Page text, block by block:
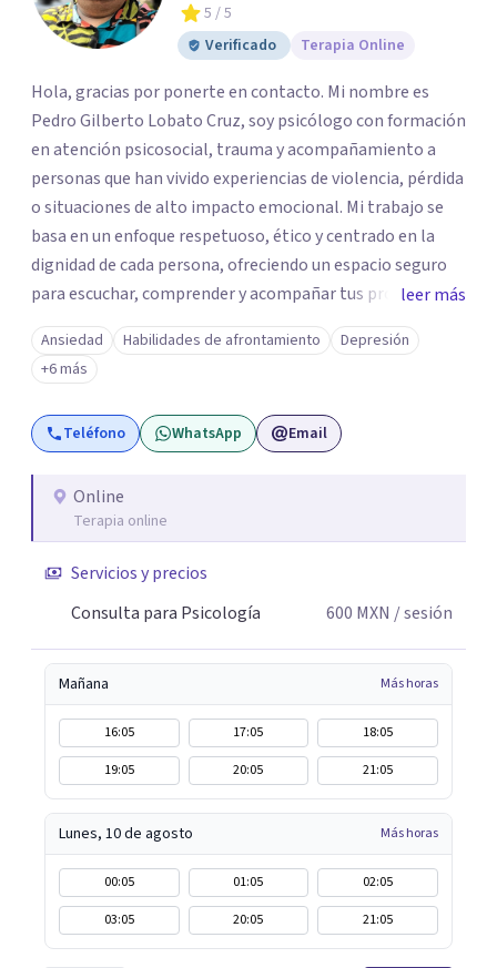
5 / 5
Verificado
Terapia Online
Hola, gracias por ponerte en contacto. Mi nombre es
Pedro Gilberto Lobato Cruz, soy psicólogo con formación
en atención psicosocial, trauma y acompañamiento a
personas que han vivido experiencias de violencia, pérdida
o situaciones de alto impacto emocional. Mi trabajo se
basa en un enfoque respetuoso, ético y centrado en la
dignidad de cada persona, ofreciendo un espacio seguro
para escuchar, comprender y acompañar tus procesos
emocionales a tu propio ritmo. Creo firmemente en la
importancia de construir juntos herramientas que
fortalezcan el bienestar, la autonomía y el sentido de
vida. Será un gusto acompañarte en este proceso. Quedo
atento para resolver cualquier duda y acordar una cita. Un
leer más
Ansiedad Habilidades de afrontamiento
Depresión
+6 más
Teléfono WhatsApp Email
Online
Terapia online
Servicios y precios
Consulta para Psicología
600 MXN / sesión
Mañana Más horas
16:05 17:05
18:05
19:05
20:05 21:05
Lunes, 10 de agosto Más horas
00:05 01:05
02:05
03:05
20:05 21:05